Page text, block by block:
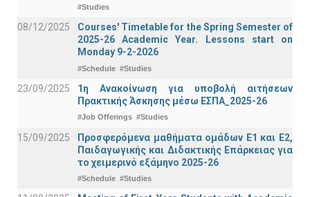
#Studies
08/12/2025
Courses' Timetable for the Spring Semester of
2025-26 Academic Year. Lessons start on
Monday 9-2-2026
#Schedule #Studies
23/09/2025
1η Ανακοίνωση για υποβολή αιτήσεων
Πρακτικής Άσκησης μέσω ΕΣΠΑ_2025-26
#Job Offerings #Studies
15/09/2025
Προσφερόμενα μαθήματα ομάδων Ε1 και Ε2,
Παιδαγωγικής και Διδακτικής Επάρκειας για
το χειμερινό εξάμηνο 2025-26
#Schedule #Studies